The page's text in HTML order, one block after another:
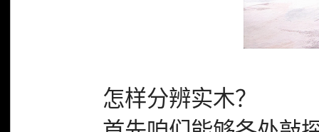
怎样分辨实木？